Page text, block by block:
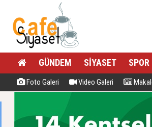
GÜNDEM SİYASET SPOR
Foto Galeri Video Galeri